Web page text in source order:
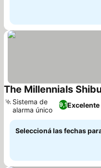
The Millennials
9,1Excelente
Sistema de
alarma único
Seleccioná las fechas